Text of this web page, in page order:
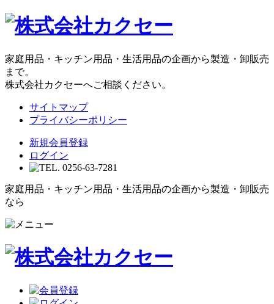
家庭用品・キッチン用品・生活用品の企画から製造・卸販売
まで。
株式会社カクセーへご相談ください。
サイトマップ
プライバシーポリシー
新規会員登録
ログイン
家庭用品・キッチン用品・生活用品の企画から製造・卸販売
なら